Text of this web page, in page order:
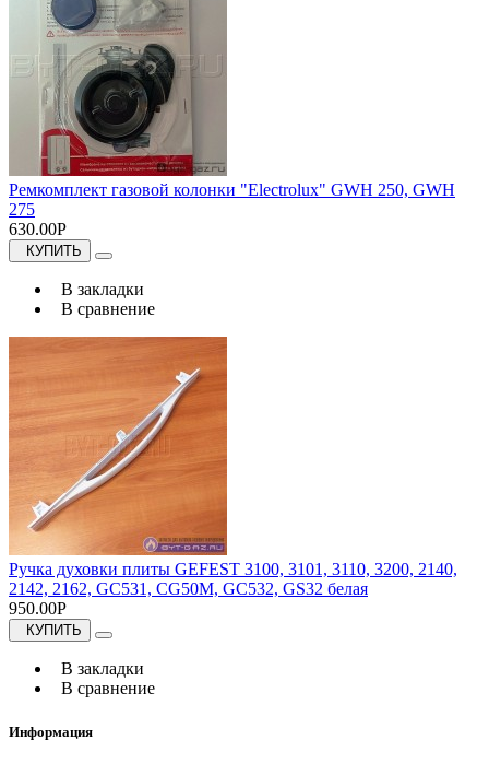
Ремкомплект газовой колонки "Electrolux" GWH 250, GWH
275
630.00Р
КУПИТЬ
В закладки
В сравнение
Ручка духовки плиты GEFEST 3100, 3101, 3110, 3200, 2140,
2142, 2162, GC531, CG50M, GC532, GS32 белая
950.00Р
КУПИТЬ
В закладки
В сравнение
Информация